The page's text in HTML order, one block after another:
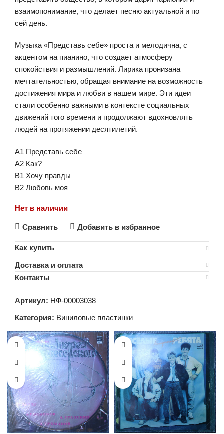
взаимопонимание, что делает песню актуальной и по
сей день.
Музыка «Представь себе» проста и мелодична, с
акцентом на пианино, что создает атмосферу
спокойствия и размышлений. Лирика пронизана
мечтательностью, обращая внимание на возможность
достижения мира и любви в нашем мире. Эти идеи
стали особенно важными в контексте социальных
движений того времени и продолжают вдохновлять
людей на протяжении десятилетий.
A1 Представь себе
A2 Как?
B1 Хочу правды
B2 Любовь моя
Нет в наличии
Сравнить Добавить в избранное
Как купить
Доставка и оплата
Контакты
Артикул: НФ-00003038
Категория: Виниловые пластинки